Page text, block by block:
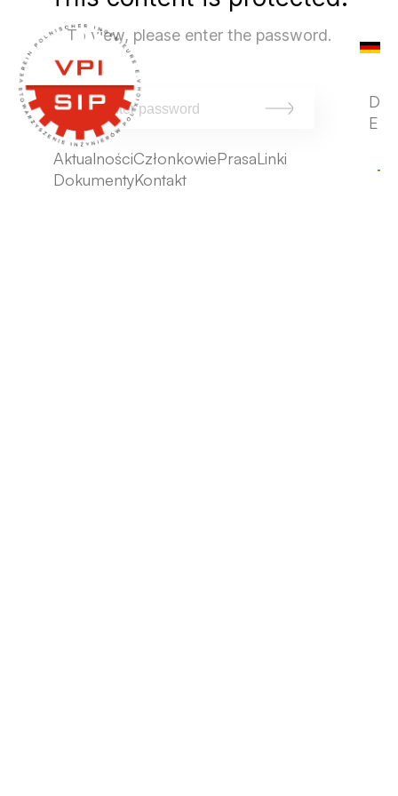
AktualnościCzłonkowiePrasaLinki
DokumentyKontakt
D
E
To view, please enter the password.